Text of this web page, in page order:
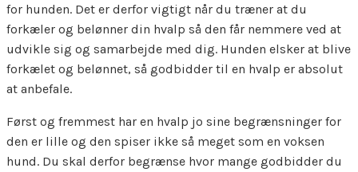
for hunden. Det er derfor vigtigt når du træner at du
forkæler og belønner din hvalp så den får nemmere ved at
udvikle sig og samarbejde med dig. Hunden elsker at blive
forkælet og belønnet, så godbidder til en hvalp er absolut
at anbefale.
Først og fremmest har en hvalp jo sine begrænsninger for
den er lille og den spiser ikke så meget som en voksen
hund. Du skal derfor begrænse hvor mange godbidder du